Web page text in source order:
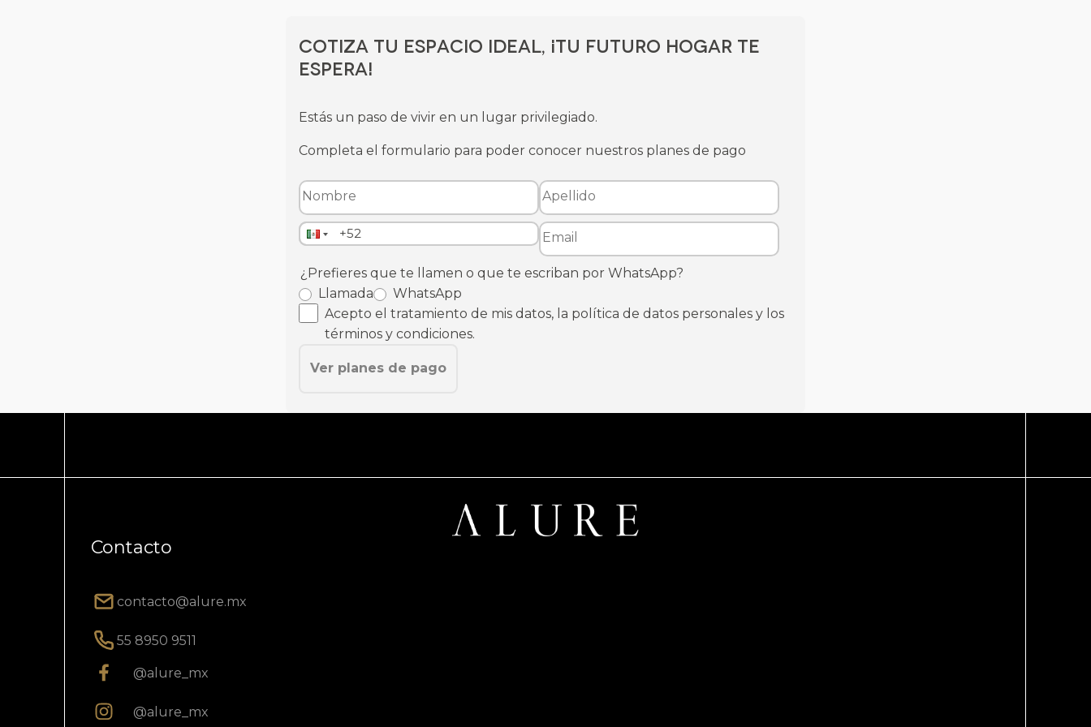
Cotiza tu espacio ideal, ¡tu futuro hogar te
espera!
Estás un paso de vivir en un lugar privilegiado.
Completa el formulario para poder conocer nuestros planes de pago
¿Prefieres que te llamen o que te escriban por WhatsApp?
Llamada
WhatsApp
Acepto el tratamiento de mis datos, la política de datos personales y los
términos y condiciones.
Ver planes de pago
Contacto
contacto@alure.mx
55 8950 9511
@alure_mx
@alure_mx